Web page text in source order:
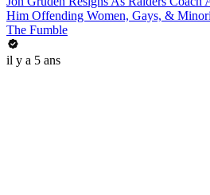
Him Offending Women, Gays, &
The Fumble
il y a 5 ans